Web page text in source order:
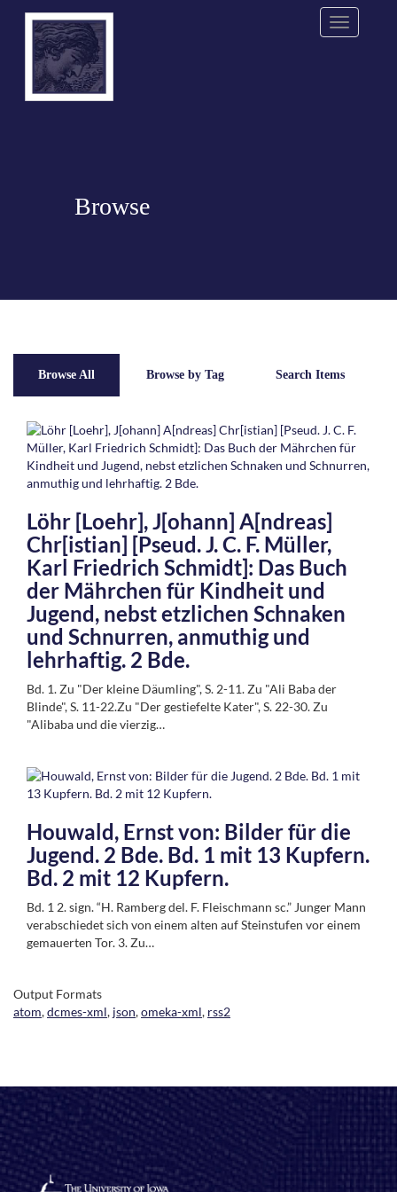
Menu
Browse
Browse All Browse by Tag Search Items
Löhr [Loehr], J[ohann] A[ndreas]
Chr[istian] [Pseud. J. C. F. Müller,
Karl Friedrich Schmidt]: Das Buch
der Mährchen für Kindheit und
Jugend, nebst etzlichen Schnaken
und Schnurren, anmuthig und
lehrhaftig. 2 Bde.
Bd. 1. Zu "Der kleine Däumling", S. 2-11. Zu "Ali Baba der
Blinde", S. 11-22.Zu "Der gestiefelte Kater", S. 22-30. Zu
"Alibaba und die vierzig…
Houwald, Ernst von: Bilder für die
Jugend. 2 Bde. Bd. 1 mit 13 Kupfern.
Bd. 2 mit 12 Kupfern.
Bd. 1 2. sign. “H. Ramberg del. F. Fleischmann sc.” Junger Mann
verabschiedet sich von einem alten auf Steinstufen vor einem
gemauerten Tor. 3. Zu…
Output Formats
atom,dcmes-xml, json,omeka-xml, rss2